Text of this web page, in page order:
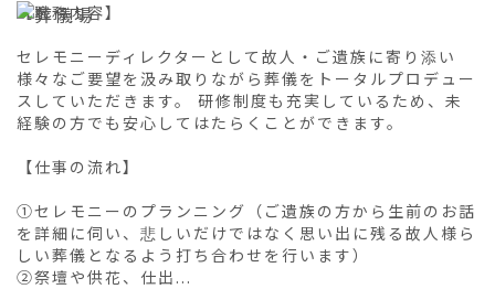
【職務内容】
セレモニーディレクターとして故人・ご遺族に寄り添い
様々なご要望を汲み取りながら葬儀をトータルプロデュー
スしていただきます。 研修制度も充実しているため、未
経験の方でも安心してはたらくことができます。
【仕事の流れ】
①セレモニーのプランニング（ご遺族の方から生前のお話
を詳細に伺い、悲しいだけではなく思い出に残る故人様ら
しい葬儀となるよう打ち合わせを行います）
②祭壇や供花、仕出...